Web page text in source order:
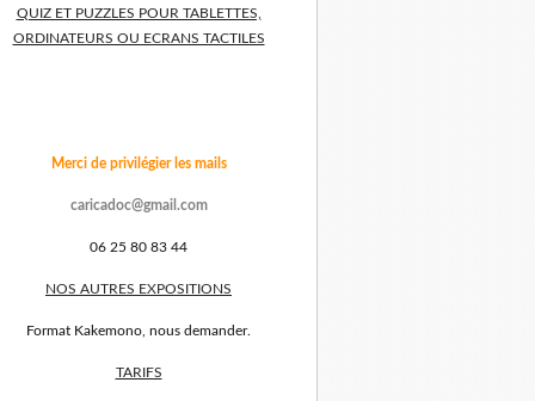
QUIZ ET PUZZLES POUR TABLETTES,
ORDINATEURS OU ECRANS TACTILES
Merci de privilégier les mails
caricadoc@gmail.com
06 25 80 83 44
NOS AUTRES EXPOSITIONS
Format Kakemono, nous demander.
TARIFS